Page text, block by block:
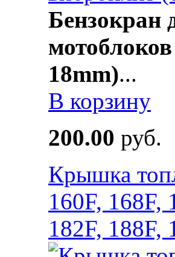
Бензокран
18mm)...
В корзину
200.00 руб.
Крышка
160F, 168F,
182F, 188F,